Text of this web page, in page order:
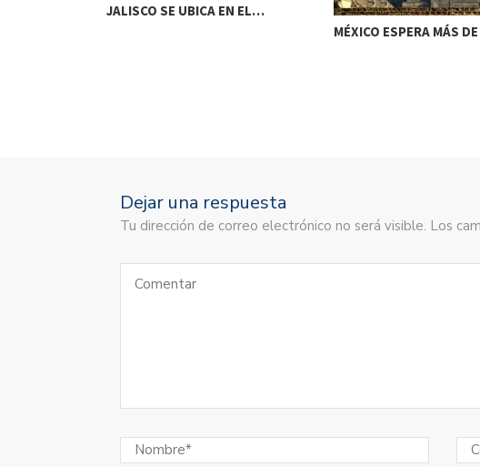
JALISCO SE UBICA EN EL…
MÉXICO ESPERA MÁS
Dejar una respuesta
Tu dirección de correo electrónico no será visible. Los